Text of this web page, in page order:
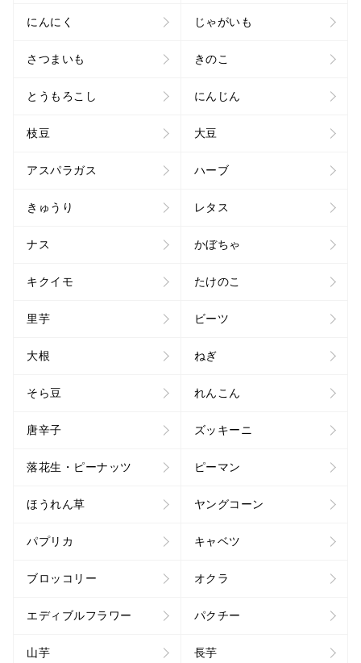
にんにく じゃがいも
さつまいも きのこ
とうもろこし にんじん
枝豆 大豆
アスパラガス ハーブ
きゅうり レタス
ナス かぼちゃ
キクイモ たけのこ
里芋 ビーツ
大根 ねぎ
そら豆 れんこん
唐辛子 ズッキーニ
落花生・ピーナッツ ピーマン
ほうれん草 ヤングコーン
パプリカ キャベツ
ブロッコリー オクラ
エディブルフラワー パクチー
山芋 長芋